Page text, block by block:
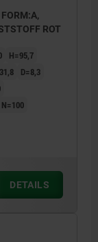
ROT
H=95,7
D=8,3
N=100
DETAILS